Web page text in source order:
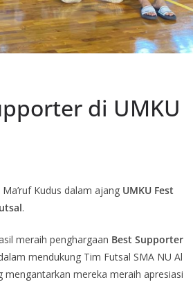
di UMKU
Kudus dalam ajang UMKU Fest
.
meraih penghargaan Best Supporter
mendukung Tim Futsal SMA NU Al
mengantarkan mereka meraih apresiasi